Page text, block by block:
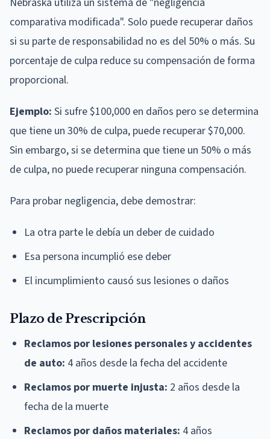
comparativa modificada". Solo puede recuperar daños
si su parte de responsabilidad no es del 50% o más. Su
porcentaje de culpa reduce su compensación de forma
proporcional.
Ejemplo: Si sufre $100,000 en daños pero se determina
que tiene un 30% de culpa, puede recuperar $70,000.
Sin embargo, si se determina que tiene un 50% o más
de culpa, no puede recuperar ninguna compensación.
Para probar negligencia, debe demostrar:
La otra parte le debía un deber de cuidado
Esa persona incumplió ese deber
El incumplimiento causó sus lesiones o daños
Plazo de Prescripción
Reclamos por lesiones personales y accidentes
de auto: 4 años desde la fecha del accidente
Reclamos por muerte injusta: 2 años desde la
fecha de la muerte
Reclamos por daños materiales: 4 años